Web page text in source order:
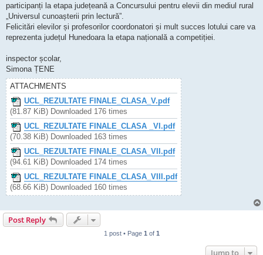
participanți la etapa județeană a Concursului pentru elevii din mediul rural
„Universul cunoașterii prin lectură”.
Felicitări elevilor și profesorilor coordonatori și mult succes lotului care va
reprezenta județul Hunedoara la etapa națională a competiției.
inspector școlar,
Simona ȚENE
ATTACHMENTS
UCL_REZULTATE FINALE_CLASA_V.pdf
(81.87 KiB) Downloaded 176 times
UCL_REZULTATE FINALE_CLASA _VI.pdf
(70.38 KiB) Downloaded 163 times
UCL_REZULTATE FINALE_CLASA_VII.pdf
(94.61 KiB) Downloaded 174 times
UCL_REZULTATE FINALE_CLASA_VIII.pdf
(68.66 KiB) Downloaded 160 times
Post Reply
1 post • Page 1 of 1
Jump to